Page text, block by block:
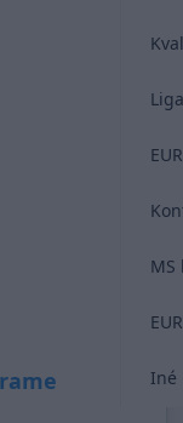
MS
Iné